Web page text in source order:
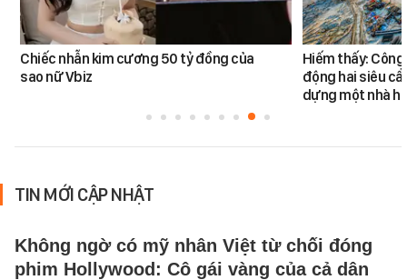
Chiếc nhẫn kim cương 50 tỷ đồng của
sao nữ Vbiz
Hiếm thấy:
động hai siêu
dựng một nhà
TIN MỚI CẬP NHẬT
Không ngờ có mỹ nhân Việt từ chối đóng
phim Hollywood: Cô gái vàng của cả dân